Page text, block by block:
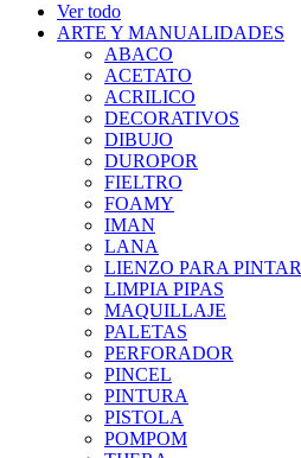
Ver todo
ARTE Y MANUALIDADES
ABACO
ACETATO
ACRILICO
DECORATIVOS
DIBUJO
DUROPOR
FIELTRO
FOAMY
IMAN
LANA
LIENZO PARA PINTAR
LIMPIA PIPAS
MAQUILLAJE
PALETAS
PERFORADOR
PINCEL
PINTURA
PISTOLA
POMPOM